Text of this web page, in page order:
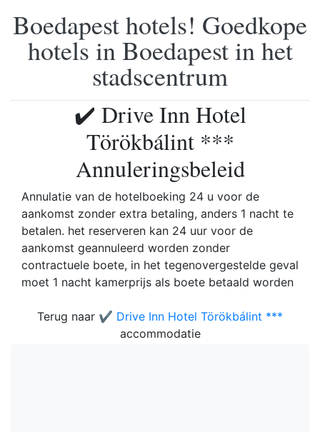
Boedapest hotels! Goedkope
hotels in Boedapest in het
stadscentrum
✔️ Drive Inn Hotel
Törökbálint ***
Annuleringsbeleid
Annulatie van de hotelboeking 24 u voor de
aankomst zonder extra betaling, anders 1 nacht te
betalen. het reserveren kan 24 uur voor de
aankomst geannuleerd worden zonder
contractuele boete, in het tegenovergestelde geval
moet 1 nacht kamerprijs als boete betaald worden
Terug naar ✔️ Drive Inn Hotel Törökbálint ***
accommodatie